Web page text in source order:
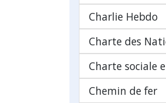
Charlie Hebdo
Charte des
Charte sociale
Chemin de fer